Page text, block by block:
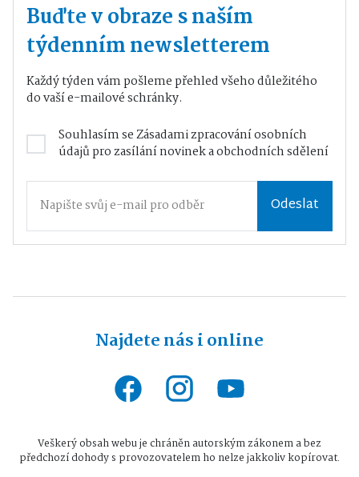
Buďte v obraze s naším
týdenním newsletterem
Každý týden vám pošleme přehled všeho důležitého
do vaší e-mailové schránky.
Souhlasím seZásadami zpracování osobních
údajůpro zasílání novinek a obchodních sdělení
Odeslat
Najdete nás i online
Veškerý obsah webu je chráněn autorským zákonem a bez
předchozí dohody s provozovatelem ho nelze jakkoliv kopírovat.